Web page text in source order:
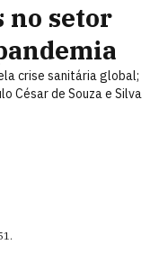
no setor
crise sanitária global;
César de Souza e Silva
.